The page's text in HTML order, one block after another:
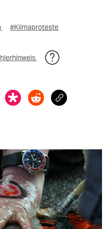
#Klimaproteste